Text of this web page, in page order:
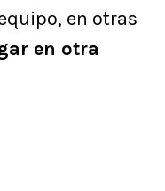
en otras
en otra